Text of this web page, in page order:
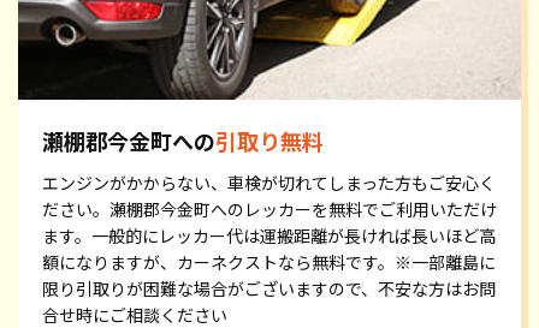
瀬棚郡今金町への引取り無料
エンジンがかからない、車検が切れてしまった方もご安心く
ださい。瀬棚郡今金町へのレッカーを無料でご利用いただけ
ます。一般的にレッカー代は運搬距離が長ければ長いほど高
額になりますが、カーネクストなら無料です。※一部離島に
限り引取りが困難な場合がございますので、不安な方はお問
合せ時にご相談ください